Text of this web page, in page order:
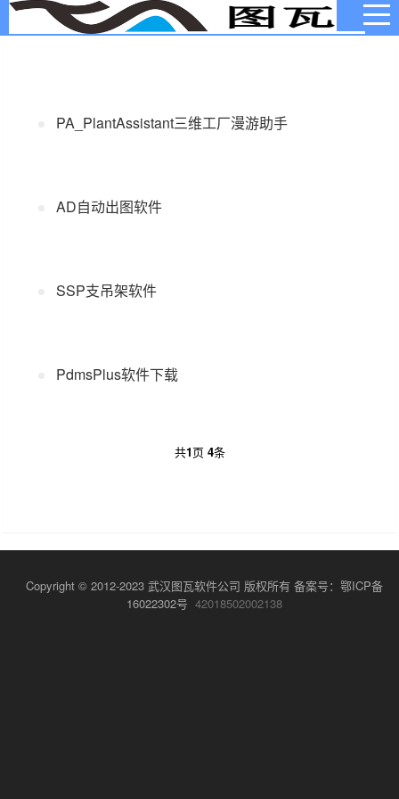
当前位置： 首页>资料下载 >图瓦软件
PA_PlantAssistant三维工厂漫游助手
AD自动出图软件
SSP支吊架软件
PdmsPlus软件下载
共1页 4条
Copyright © 2012-2023 武汉图瓦软件公司 版权所有 备案号： 鄂ICP备
16022302号 42018502002138